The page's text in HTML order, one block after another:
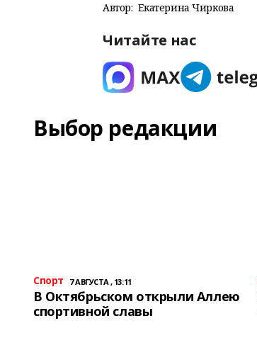
Автор: Екатерина Чиркова
Читайте нас
Выбор редакции
Спорт 7 АВГУСТА , 13:11
В Октябрьском открыли Аллею
спортивной славы